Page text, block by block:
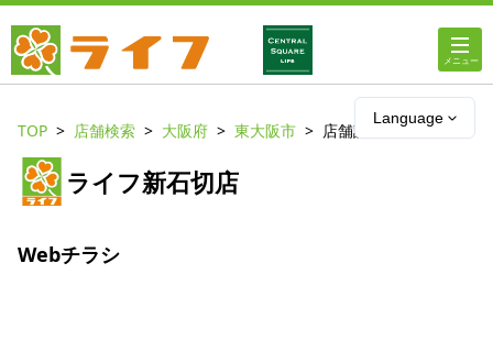
Language
店舗・チラシ情報
TOP 店舗検索 大阪府 東大阪市 店舗詳細
ライフ新石切店
Webチラシ